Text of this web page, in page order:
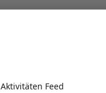
Aktivitäten Feed